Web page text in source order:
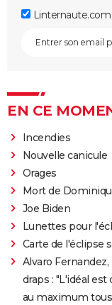
Linternaute.com
EN CE
Incendies
Nouvelle canicule
Orages
Mort de
Joe Biden
Lunettes pour
Carte de l'éclipse
Alvaro
draps : "L'idéal
au maximum tous